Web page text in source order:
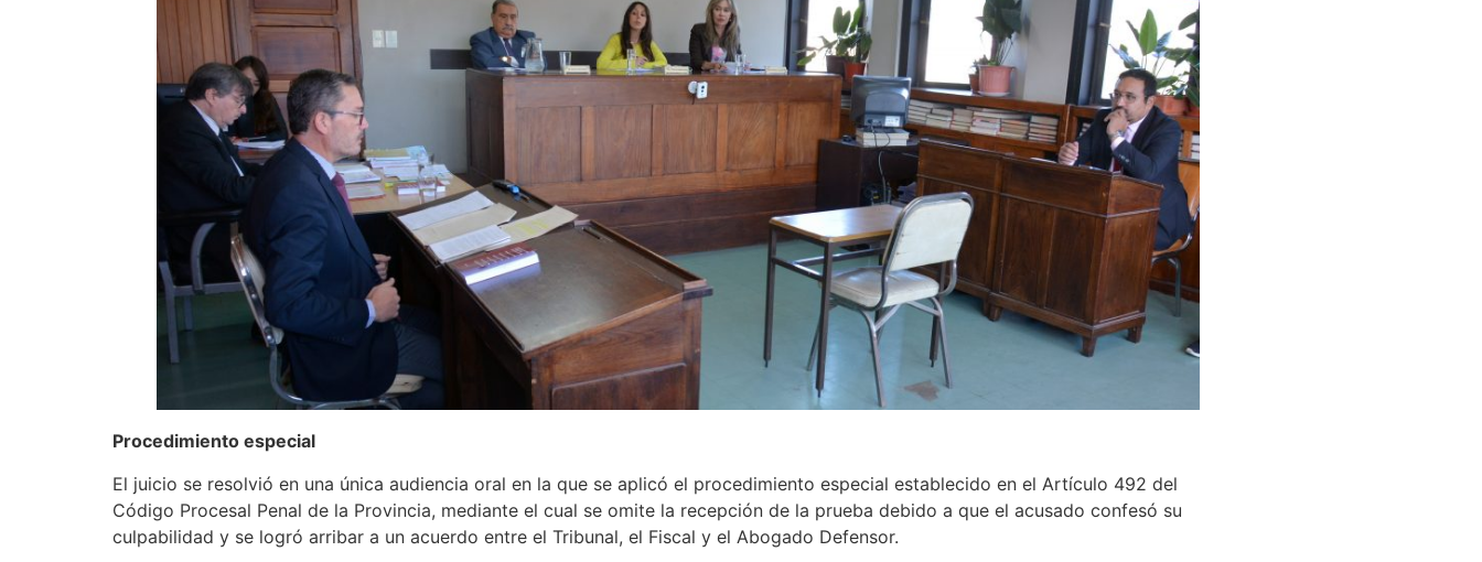
Procedimiento especial
El juicio se resolvió en una única audiencia oral en la que se aplicó el procedimiento especial establecido en el Artículo 492 del
Código Procesal Penal de la Provincia, mediante el cual se omite la recepción de la prueba debido a que el acusado confesó su
culpabilidad y se logró arribar a un acuerdo entre el Tribunal, el Fiscal y el Abogado Defensor.